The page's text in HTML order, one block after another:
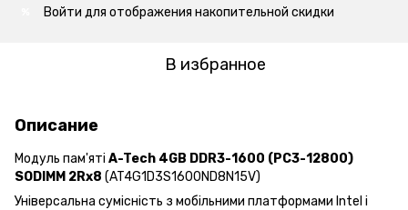
Войти для отображения накопительной скидки
В избранное
Описание
Модуль пам'яті A-Tech 4GB DDR3-1600 (PC3-12800)
SODIMM 2Rx8 (AT4G1D3S1600ND8N15V)
Універсальна сумісність з мобільними платформами Intel і